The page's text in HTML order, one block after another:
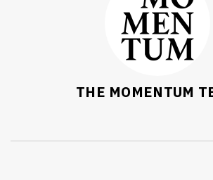
THE MOMENTUM